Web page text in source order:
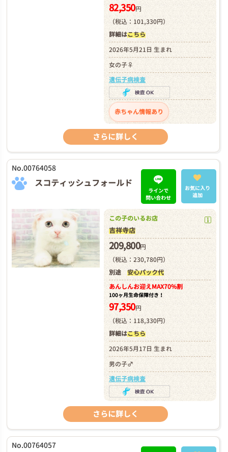
82,350円
（税込：101,330円）
詳細はこちら
2026年5月21日 生まれ
女の子♀
遺伝子病検査
赤ちゃん情報あり
さらに詳しく
No.00764058
スコティッシュフォールド
ラインで
問い合わせ
お気に入り
追加
この子のいるお店
吉祥寺店
209,800円
（税込：230,780円）
別途 安心パック代
あんしんお迎えMAX70%割
100ヶ月生命保障付き！
97,350円
（税込：118,330円）
詳細はこちら
2026年5月17日 生まれ
男の子♂
遺伝子病検査
さらに詳しく
No.00764057